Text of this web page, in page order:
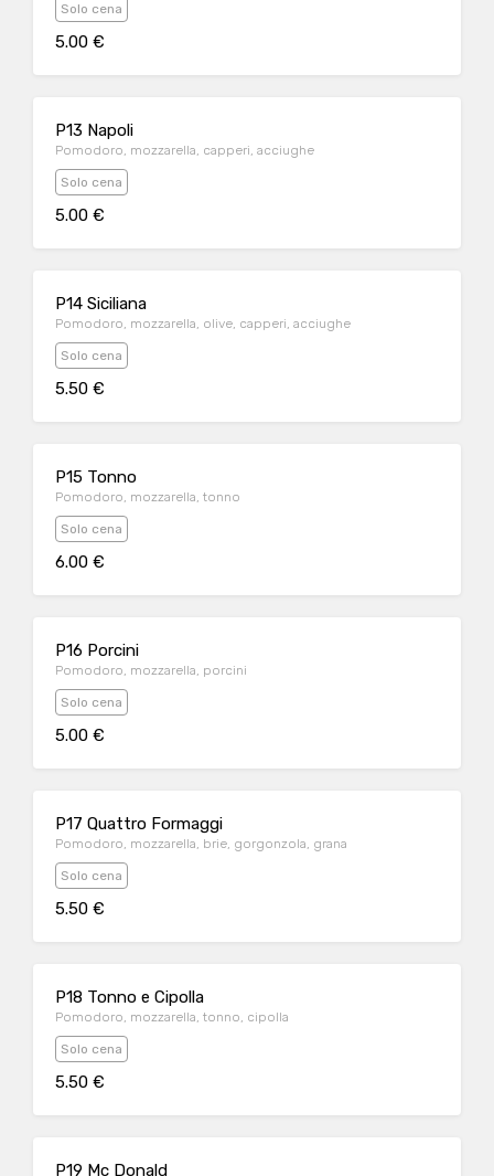
Solo cena
5.00 €
P13 Napoli
Pomodoro, mozzarella, capperi, acciughe
Solo cena
5.00 €
P14 Siciliana
Pomodoro, mozzarella, olive, capperi, acciughe
Solo cena
5.50 €
P15 Tonno
Pomodoro, mozzarella, tonno
Solo cena
6.00 €
P16 Porcini
Pomodoro, mozzarella, porcini
Solo cena
5.00 €
P17 Quattro Formaggi
Pomodoro, mozzarella, brie, gorgonzola, grana
Solo cena
5.50 €
P18 Tonno e Cipolla
Pomodoro, mozzarella, tonno, cipolla
Solo cena
5.50 €
P19 Mc Donald